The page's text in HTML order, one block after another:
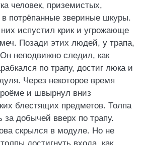
человек, приземистых,
потрёпанные звериные шкуры.
испустил крик и угрожающе
Позади этих людей, у трапа,
неподвижно следил, как
по трапу, достиг люка и
Через некоторое время
и швырнул вниз
блестящих предметов. Толпа
за добычей вверх по трапу.
скрылся в модуле. Но не